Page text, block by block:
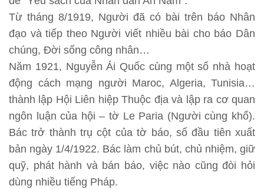
Từ tháng 8/1919, Người đã có bài trên báo Nhân
đạo và tiếp theo Người viết nhiều bài cho báo Dân
chúng, Đời sống công nhân…
Năm 1921, Nguyễn Ái Quốc cùng một số nhà hoạt
động cách mạng người Maroc, Algeria, Tunisia…
thành lập Hội Liên hiệp Thuộc địa và lập ra cơ quan
ngôn luận của hội – tờ Le Paria (Người cùng khổ).
Bác trở thành trụ cột của tờ báo, số đầu tiên xuất
bản ngày 1/4/1922. Bác làm chủ bút, chủ nhiệm, giữ
quỹ, phát hành và bán báo, việc nào cũng đòi hỏi
dùng nhiều tiếng Pháp.